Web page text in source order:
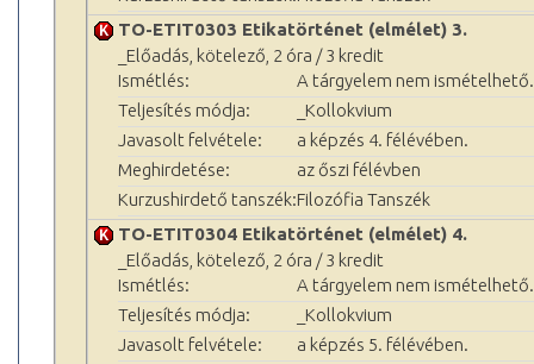
TO-ETIT0303 Etikatörténet (elmélet) 3.
_Előadás, kötelező, 2 óra / 3 kredit
Ismétlés:
A tárgyelem nem ismételhető.
Teljesítés módja:
_Kollokvium
Javasolt felvétele:
a képzés 4. félévében.
Meghirdetése:
az őszi félévben
Kurzushirdető tanszék:Filozófia Tanszék
TO-ETIT0304 Etikatörténet (elmélet) 4.
_Előadás, kötelező, 2 óra / 3 kredit
Ismétlés:
A tárgyelem nem ismételhető.
Teljesítés módja:
_Kollokvium
Javasolt felvétele:
a képzés 5. félévében.